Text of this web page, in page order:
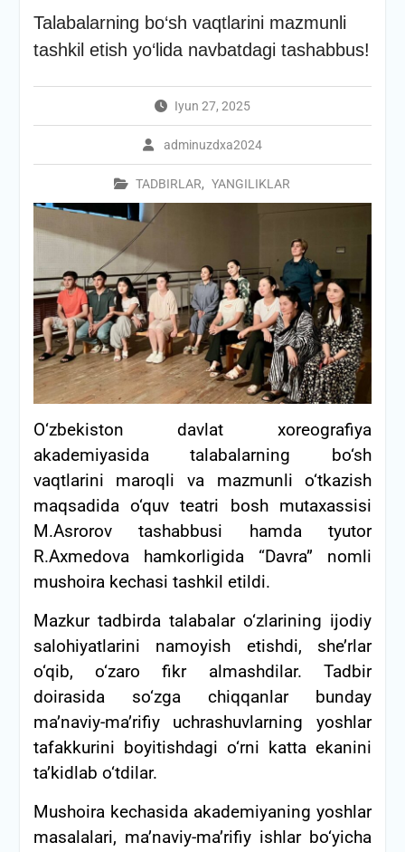
Talabalarning bo‘sh vaqtlarini mazmunli
tashkil etish yo‘lida navbatdagi tashabbus!
Iyun 27, 2025
adminuzdxa2024
TADBIRLAR, YANGILIKLAR
O‘zbekiston davlat xoreografiya
akademiyasida talabalarning bo‘sh
vaqtlarini maroqli va mazmunli o‘tkazish
maqsadida o‘quv teatri bosh mutaxassisi
M.Asrorov tashabbusi hamda tyutor
R.Axmedova hamkorligida “Davra” nomli
mushoira kechasi tashkil etildi.
Mazkur tadbirda talabalar o‘zlarining ijodiy
salohiyatlarini namoyish etishdi, she’rlar
o‘qib, o‘zaro fikr almashdilar. Tadbir
doirasida so‘zga chiqqanlar bunday
ma’naviy-ma’rifiy uchrashuvlarning yoshlar
tafakkurini boyitishdagi o‘rni katta ekanini
ta’kidlab o‘tdilar.
Mushoira kechasida akademiyaning yoshlar
masalalari, ma’naviy-ma’rifiy ishlar bo‘yicha